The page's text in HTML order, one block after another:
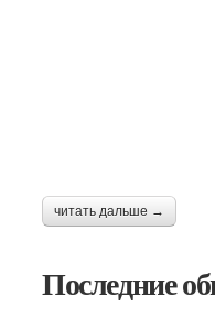
читать дальше →
Последние